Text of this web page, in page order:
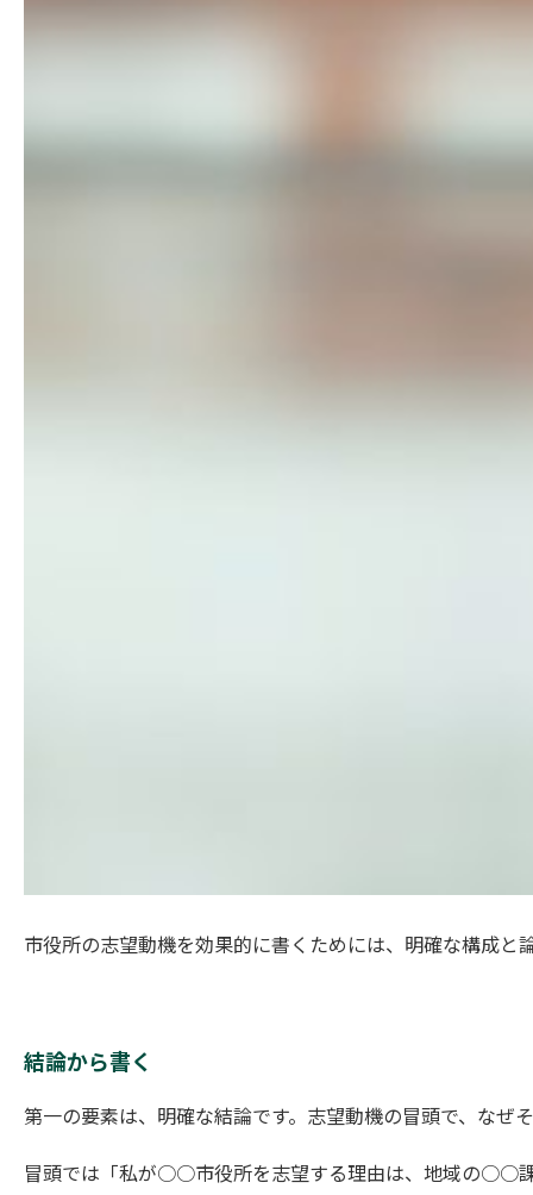
市役所の志望動機を効果的に書くためには、明確な構成
結論から書く
第一の要素は、明確な結論です。志望動機の冒頭で、な
冒頭では「私が○○市役所を志望する理由は、地域の○○課